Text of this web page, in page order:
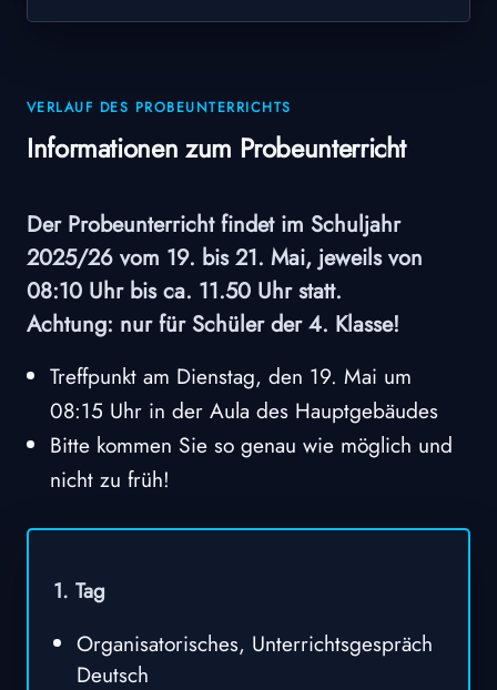
VERLAUF DES PROBEUNTERRICHTS
Informationen zum Probeunterricht
Der Probeunterricht findet im Schuljahr
2025/26 vom 19. bis 21. Mai, jeweils von
08:10 Uhr bis ca. 11.50 Uhr statt.
Achtung: nur für Schüler der 4. Klasse!
Treffpunkt am Dienstag, den 19. Mai um
08:15 Uhr in der Aula des Hauptgebäudes
Bitte kommen Sie so genau wie möglich und
nicht zu früh!
1. Tag
Organisatorisches, Unterrichtsgespräch
Deutsch